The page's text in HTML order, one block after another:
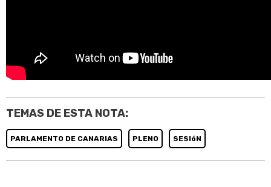
TEMAS DE ESTA NOTA:
PARLAMENTO DE CANARIAS PLENO SESIóN